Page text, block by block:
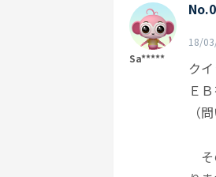
Sa*****
18/
ク
Ｅ
（
そ